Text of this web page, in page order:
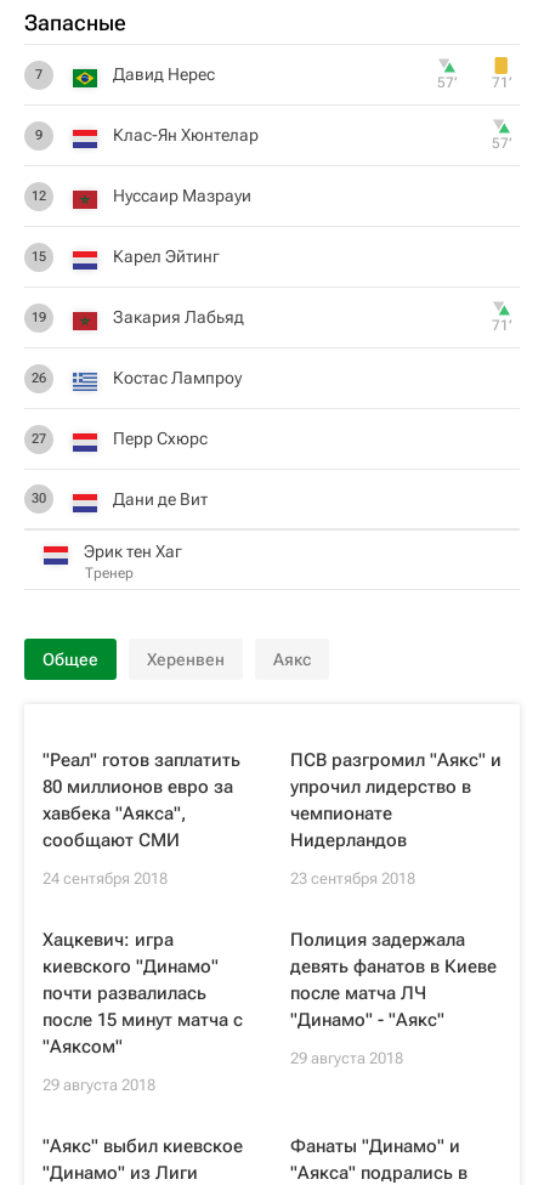
Запасные
7 Давид Нерес 57‎’‎ 71‎’‎
9 Клас-Ян Хюнтелар 57‎’‎
12 Нуссаир Мазрауи
15 Карел Эйтинг
19 Закария Лабьяд 71‎’‎
26 Костас Лампроу
27 Перр Схюрс
30 Дани де Вит
Эрик тен Хаг
Тренер
Общее Херенвен Аякс
"Реал" готов заплатить
80 миллионов евро за
хавбека "Аякса",
сообщают СМИ
24 сентября 2018
ПСВ разгромил "Аякс" и
упрочил лидерство в
чемпионате
Нидерландов
23 сентября 2018
Хацкевич: игра
киевского "Динамо"
почти развалилась
после 15 минут матча с
"Аяксом"
29 августа 2018
Полиция задержала
девять фанатов в Киеве
после матча ЛЧ
"Динамо" - "Аякс"
29 августа 2018
"Аякс" выбил киевское
"Динамо" из Лиги
Фанаты "Динамо" и
"Аякса" подрались в